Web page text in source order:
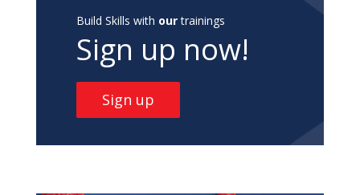
Build Skills with ourtrainings
Sign up now!
Sign up